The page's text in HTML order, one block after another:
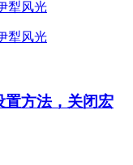
置方法，关闭宏